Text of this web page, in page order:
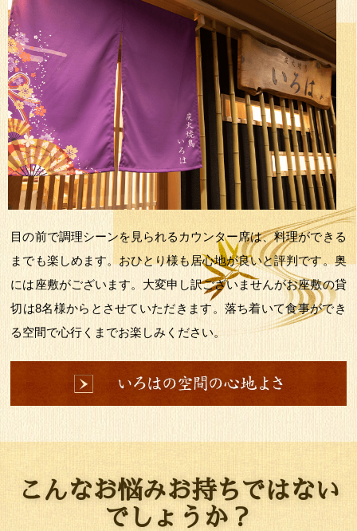
目の前で調理シーンを見られるカウンター席は、料理ができる
までも楽しめます。おひとり様も居心地が良いと評判です。奥
には座敷がございます。大変申し訳ございませんがお座敷の貸
切は8名様からとさせていただきます。落ち着いて食事ができ
る空間で心行くまでお楽しみください。
こんなお悩みお持ちではない
でしょうか？